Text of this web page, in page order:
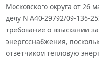
Московского округа от 26
делу N А40-29792/09-136-
требование о взыскании
энергоснабжения,
ответчиком тепловую